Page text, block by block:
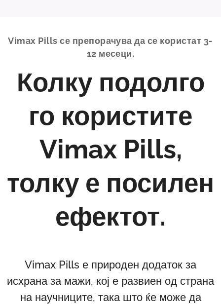
Vimax Pills се препорачува да се користат 3-
12 месеци.
Колку подолго
го користите
Vimax Pills,
толку е посилен
ефектот.
Vimax Pills е природен додаток за
исхрана за мажи, кој е развиен од страна
на научниците, така што ќе може да